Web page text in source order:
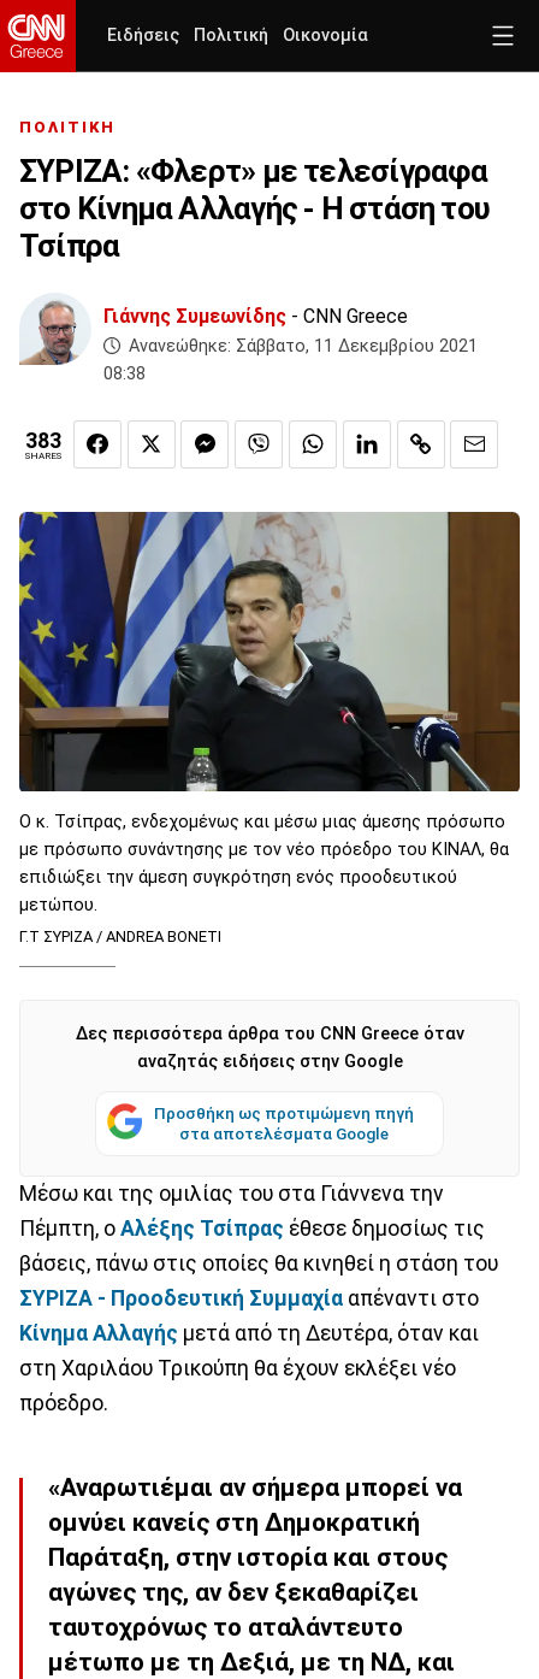
Ειδήσεις Πολιτική Οικονομία
ΠΟΛΙΤΙΚΗ
ΣΥΡΙΖΑ: «Φλερτ» με τελεσίγραφα
στο Κίνημα Αλλαγής - Η στάση του
Τσίπρα
Γιάννης Συμεωνίδης - CNN Greece
Ανανεώθηκε: Σάββατο, 11 Δεκεμβρίου 2021
08:38
383
SHARES
Ο κ. Τσίπρας, ενδεχομένως και μέσω μιας άμεσης πρόσωπο
με πρόσωπο συνάντησης με τον νέο πρόεδρο του ΚΙΝΑΛ, θα
επιδιώξει την άμεση συγκρότηση ενός προοδευτικού
μετώπου.
Γ.Τ ΣΥΡΙΖΑ / ANDREA BONETI
Δες περισσότερα άρθρα του CNN Greece όταν
αναζητάς ειδήσεις στην Google
Προσθήκη ως προτιμώμενη πηγή
στα αποτελέσματα Google
Μέσω και της ομιλίας του στα Γιάννενα την
Πέμπτη, ο Αλέξης Τσίπρας έθεσε δημοσίως τις
βάσεις, πάνω στις οποίες θα κινηθεί η στάση του
ΣΥΡΙΖΑ - Προοδευτική Συμμαχία απέναντι στο
Κίνημα Αλλαγής μετά από τη Δευτέρα, όταν και
στη Χαριλάου Τρικούπη θα έχουν εκλέξει νέο
πρόεδρο.
«Αναρωτιέμαι αν σήμερα μπορεί να
ομνύει κανείς στη Δημοκρατική
Παράταξη, στην ιστορία και στους
αγώνες της, αν δεν ξεκαθαρίζει
ταυτοχρόνως το αταλάντευτο
μέτωπο με τη Δεξιά, με τη ΝΔ, και